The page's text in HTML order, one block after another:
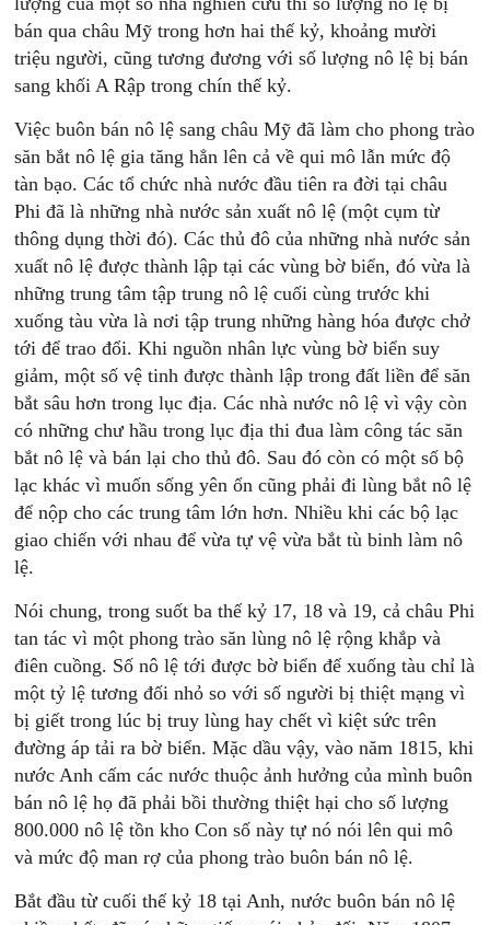
bán qua châu Mỹ trong hơn hai thế kỷ, khoảng mười
triệu người, cũng tương đương với số lượng nô lệ bị bán
sang khối A Rập trong chín thế kỷ.
Việc buôn bán nô lệ sang châu Mỹ đã làm cho phong trào
săn bắt nô lệ gia tăng hẳn lên cả về qui mô lẫn mức độ
tàn bạo. Các tổ chức nhà nước đầu tiên ra đời tại châu
Phi đã là những nhà nước sản xuất nô lệ (một cụm từ
thông dụng thời đó). Các thủ đô của những nhà nước sản
xuất nô lệ được thành lập tại các vùng bờ biển, đó vừa là
những trung tâm tập trung nô lệ cuối cùng trước khi
xuống tàu vừa là nơi tập trung những hàng hóa được chở
tới để trao đổi. Khi nguồn nhân lực vùng bờ biển suy
giảm, một số vệ tinh được thành lập trong đất liền để săn
bắt sâu hơn trong lục địa. Các nhà nước nô lệ vì vậy còn
có những chư hầu trong lục địa thi đua làm công tác săn
bắt nô lệ và bán lại cho thủ đô. Sau đó còn có một số bộ
lạc khác vì muốn sống yên ổn cũng phải đi lùng bắt nô lệ
để nộp cho các trung tâm lớn hơn. Nhiều khi các bộ lạc
giao chiến với nhau để vừa tự vệ vừa bắt tù binh làm nô
lệ.
Nói chung, trong suốt ba thế kỷ 17, 18 và 19, cả châu Phi
tan tác vì một phong trào săn lùng nô lệ rộng khắp và
điên cuồng. Số nô lệ tới được bờ biển để xuống tàu chỉ là
một tỷ lệ tương đối nhỏ so với số người bị thiệt mạng vì
bị giết trong lúc bị truy lùng hay chết vì kiệt sức trên
đường áp tải ra bờ biển. Mặc dầu vậy, vào năm 1815, khi
nước Anh cấm các nước thuộc ảnh hưởng của mình buôn
bán nô lệ họ đã phải bồi thường thiệt hại cho số lượng
800.000 nô lệ tồn kho Con số này tự nó nói lên qui mô
và mức độ man rợ của phong trào buôn bán nô lệ.
Bắt đầu từ cuối thế kỷ 18 tại Anh, nước buôn bán nô lệ